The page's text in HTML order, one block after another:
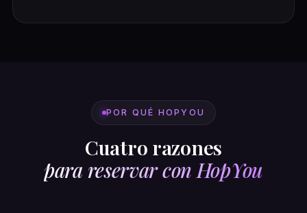
POR QUÉ HOPYOU
Cuatro razones
para reservar con HopYou